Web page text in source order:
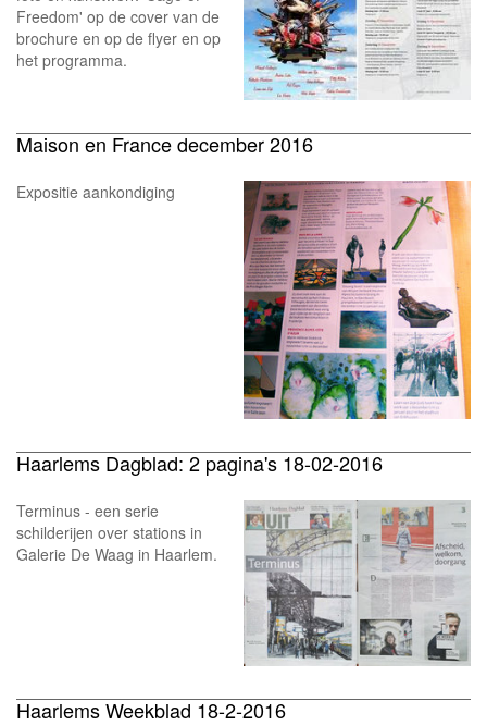
Freedom' op de cover van de
brochure en op de flyer en op
het programma.
Maison en France december 2016
Expositie aankondiging
Haarlems Dagblad: 2 pagina's 18-02-2016
Terminus - een serie
schilderijen over stations in
Galerie De Waag in Haarlem.
Haarlems Weekblad 18-2-2016